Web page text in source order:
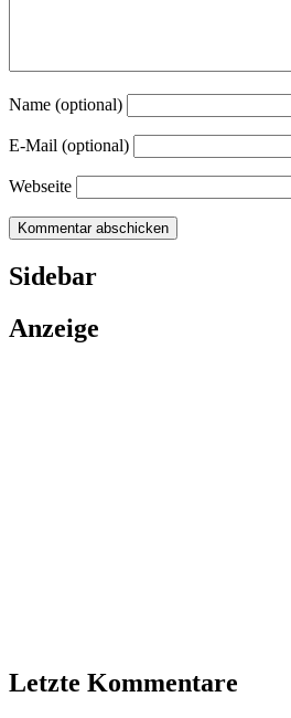
Name (optional)
E-Mail (optional)
Webseite
Sidebar
Anzeige
Letzte Kommentare